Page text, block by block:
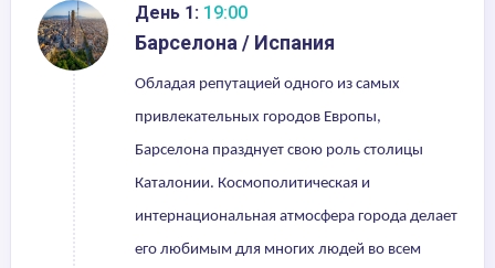
День 1: 19:00
Барселона / Испания
Обладая репутацией одного из самых
привлекательных городов Европы,
Барселона празднует свою роль столицы
Каталонии. Космополитическая и
интернациональная атмосфера города делает
его любимым для многих людей во всем